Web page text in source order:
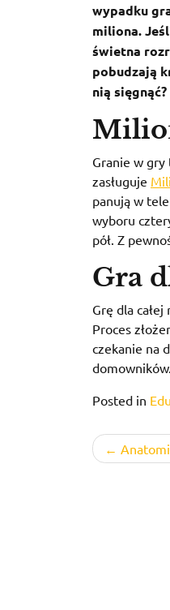
wypadku
miliona.
świetna
pobudzają
nią
Granie w gry
zasługuje
panują w
wyboru
pół. Z
Gra
Grę dla
Proces
czekanie na
Posted in